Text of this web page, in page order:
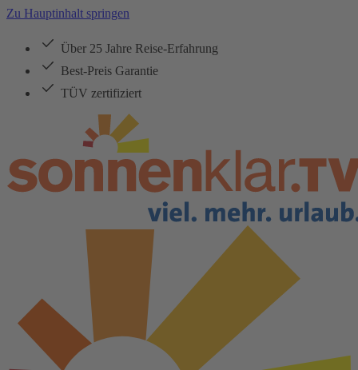
Zu Hauptinhalt springen
Über 25 Jahre Reise-Erfahrung
Best-Preis Garantie
TÜV zertifiziert